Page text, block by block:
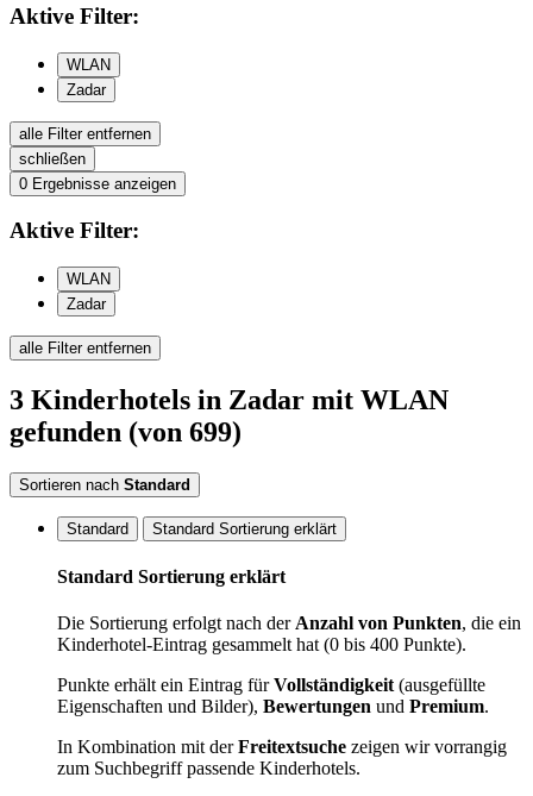
Aktive Filter:
WLAN
Zadar
alle Filter entfernen
schließen
0 Ergebnisse anzeigen
Aktive Filter:
WLAN
Zadar
alle Filter entfernen
3 Kinderhotels in Zadar mit WLAN
gefunden (von 699)
Sortieren nach Standard
Standard Standard Sortierung erklärt
Standard Sortierung erklärt
Die Sortierung erfolgt nach der Anzahl von Punkten, die ein
Kinderhotel-Eintrag gesammelt hat (0 bis 400 Punkte).
Punkte erhält ein Eintrag fürVollständigkeit (ausgefüllte
Eigenschaften und Bilder), Bewertungen und Premium.
In Kombination mit derFreitextsuche zeigen wir vorrangig
zum Suchbegriff passende Kinderhotels.